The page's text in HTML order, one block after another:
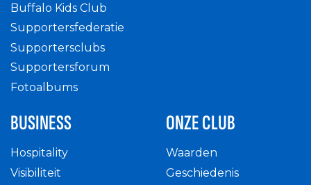
Buffalo Kids Club
Supportersfederatie
Supportersclubs
Supportersforum
Fotoalbums
BUSINESS
Hospitality
Visibiliteit
ONZE CLUB
Waarden
Geschiedenis